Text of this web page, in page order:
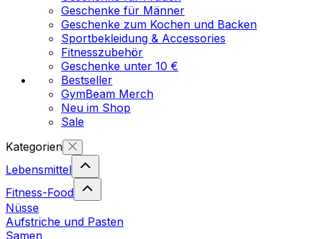
Geschenke für Männer
Geschenke zum Kochen und Backen
Sportbekleidung & Accessories
Fitnesszubehör
Geschenke unter 10 €
Bestseller
GymBeam Merch
Neu im Shop
Sale
Kategorien
Lebensmittel
Fitness-Food
Nüsse
Aufstriche und Pasten
Samen